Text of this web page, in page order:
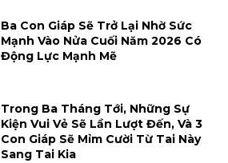
Ba Con Giáp Sẽ Trở Lại Nhờ Sức
Mạnh Vào Nửa Cuối Năm 2026 Có
Động Lực Mạnh Mẽ
Trong Ba Tháng Tới, Những Sự
Kiện Vui Vẻ Sẽ Lần Lượt Đến, Và 3
Con Giáp Sẽ Mỉm Cười Từ Tai Này
Sang Tai Kia